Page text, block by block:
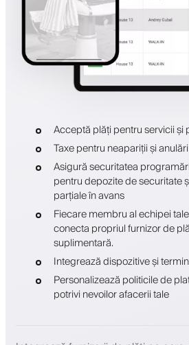
Acceptă plăți pentru servicii și
Taxe pentru neapariții și
Asigură securitatea
pentru depozite de securitate
parțiale în avans
Fiecare membru al echipei
conecta propriul furnizor de
suplimentară.
Integrează dispozitive și
Personalizează politicile de
potrivi nevoilor afacerii tale